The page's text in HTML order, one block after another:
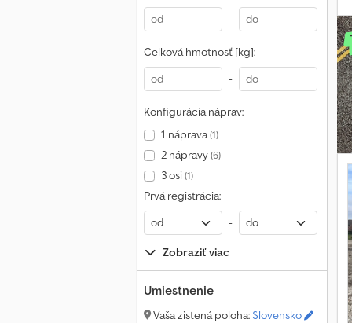
-
Celková hmotnosť [kg]:
-
Konfigurácia náprav:
1 náprava(1)
2 nápravy(6)
3 osi(1)
Prvá registrácia:
-
Zobraziť viac
Umiestnenie
Vaša zistená poloha:Slovensko